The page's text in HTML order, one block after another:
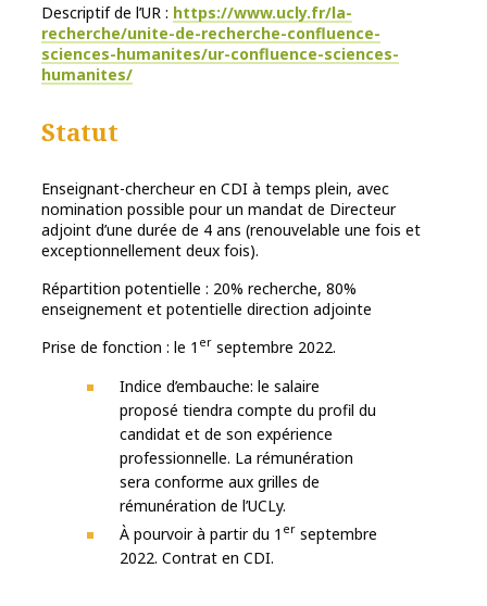
Descriptif de l’UR : https://www.ucly.fr/la-
recherche/unite-de-recherche-confluence-
sciences-humanites/ur-confluence-sciences-
humanites/
Statut
Enseignant-chercheur en CDI à temps plein, avec
nomination possible pour un mandat de Directeur
adjoint d’une durée de 4 ans (renouvelable une fois et
exceptionnellement deux fois).
Répartition potentielle : 20% recherche, 80%
enseignement et potentielle direction adjointe
Prise de fonction : le 1 er septembre 2022.
Indice d’embauche: le salaire
proposé tiendra compte du profil du
candidat et de son expérience
professionnelle. La rémunération
sera conforme aux grilles de
rémunération de l’UCLy.
À pourvoir à partir du 1 er septembre
2022. Contrat en CDI.